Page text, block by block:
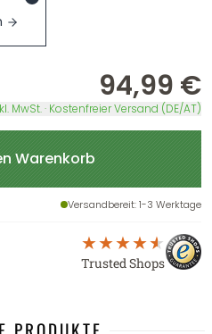
94,99 €
MwSt. · Kostenfreier Versand (DE/AT)
Warenkorb
Versandbereit: 1-3 Werktage
Trusted Shops